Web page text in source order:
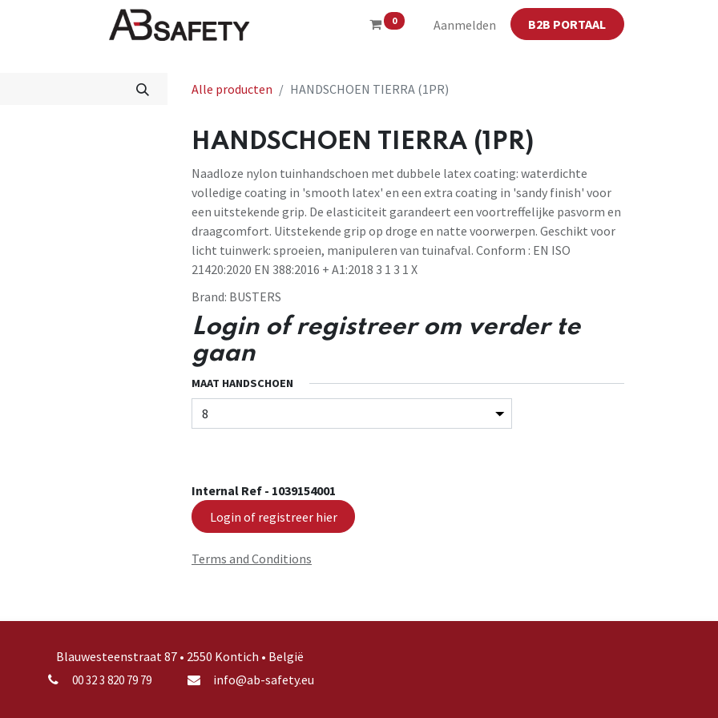
0 Aanmelden B2B PORTAAL
Winkel CE
Alle producten HANDSCHOEN TIERRA (1PR)
HANDSCHOEN TIERRA (1PR)
Naadloze nylon tuinhandschoen met dubbele latex coating: waterdichte
volledige coating in 'smooth latex' en een extra coating in 'sandy finish' voor
een uitstekende grip. De elasticiteit garandeert een voortreffelijke pasvorm en
draagcomfort. Uitstekende grip op droge en natte voorwerpen. Geschikt voor
licht tuinwerk: sproeien, manipuleren van tuinafval. Conform : EN ISO
21420:2020 EN 388:2016 + A1:2018 3 1 3 1 X
Brand: BUSTERS
Login of registreer om verder te
gaan
MAAT HANDSCHOEN
Internal Ref - 1039154001
Login of registreer hier
Terms and Conditions
Blauwesteenstraat 87 • 2550 Kontich • België
00 32 3 820 79 79 info@ab-safety.eu